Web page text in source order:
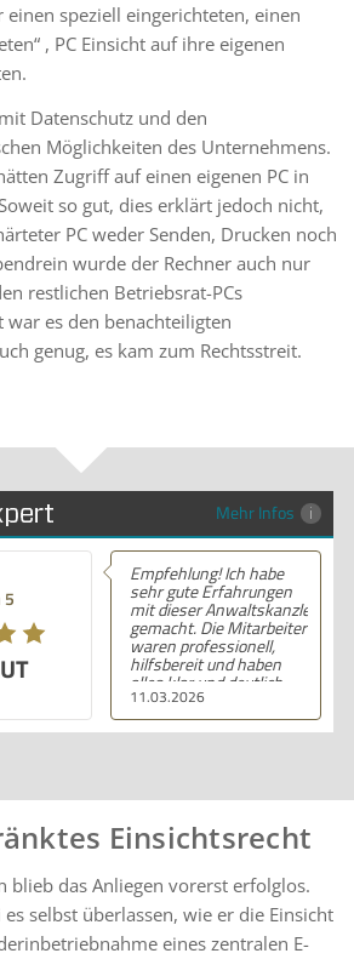
speziell eingerichteten, einen
, PC Einsicht auf ihre eigenen
Datenschutz und den
Möglichkeiten des Unternehmens.
Zugriff auf einen eigenen PC in
so gut, dies erklärt jedoch nicht,
PC weder Senden, Drucken noch
wurde der Rechner auch nur
restlichen Betriebsrat-PCs
es den benachteiligten
genug, es kam zum Rechtsstreit.
Mehr Infos
11.03.2026
Empfehlung! Ich habe
sehr gute Erfahrungen
mit dieser Anwaltskanzlei
gemacht. Die Mitarbeiter
waren professionell,
hilfsbereit und haben
alles klar und deutlich
erklärt. Ich bin mit der
Beratung sehr zufrieden
und kann ihre
Einsichtsrecht
blieb das Anliegen vorerst erfolglos.
selbst überlassen, wie er die Einsicht
eines zentralen E-